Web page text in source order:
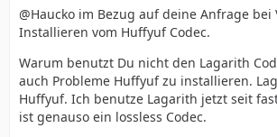
@Haucko im Bezug auf deine Anfrage bei
Installieren vom Huffyuf Codec.
Warum benutzt Du nicht den Lagarith
auch Probleme Huffyuf zu installieren.
Huffyuf. Ich benutze Lagarith jetzt seit
ist genauso ein lossless Codec.